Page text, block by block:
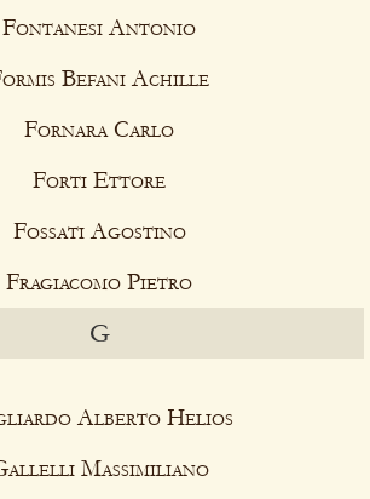
Fontanesi Antonio
Befani Achille
Fornara Carlo
Forti Ettore
Fossati Agostino
Fragiacomo Pietro
G
Alberto Helios
Massimiliano